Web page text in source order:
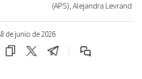
8 de junio de 2026
(APS), Alejandra Levrand